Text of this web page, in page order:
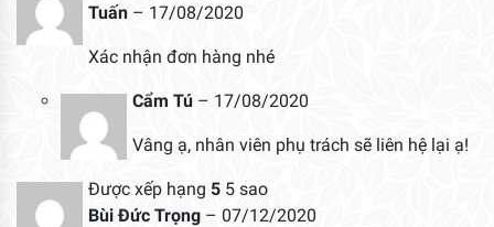
Tuấn – 17/08/2020
Xác nhận đơn hàng nhé
Cẩm Tú – 17/08/2020
Vâng ạ, nhân viên phụ trách sẽ liên hệ lại ạ!
Được xếp hạng 5 5 sao
Bùi Đức Trọng – 07/12/2020